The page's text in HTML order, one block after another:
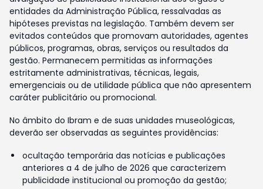
entidades da Administração Pública, ressalvadas as
hipóteses previstas na legislação. Também devem ser
evitados conteúdos que promovam autoridades, agentes
públicos, programas, obras, serviços ou resultados da
gestão. Permanecem permitidas as informações
estritamente administrativas, técnicas, legais,
emergenciais ou de utilidade pública que não apresentem
caráter publicitário ou promocional.
No âmbito do Ibram e de suas unidades museológicas,
deverão ser observadas as seguintes providências:
ocultação temporária das notícias e publicações
anteriores a 4 de julho de 2026 que caracterizem
publicidade institucional ou promoção da gestão;